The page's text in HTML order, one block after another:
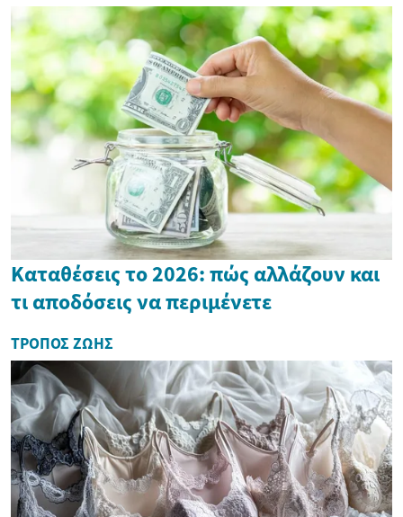
Καταθέσεις το 2026: πώς αλλάζουν και
τι αποδόσεις να περιμένετε
ΤΡΌΠΟΣ ΖΩΉΣ